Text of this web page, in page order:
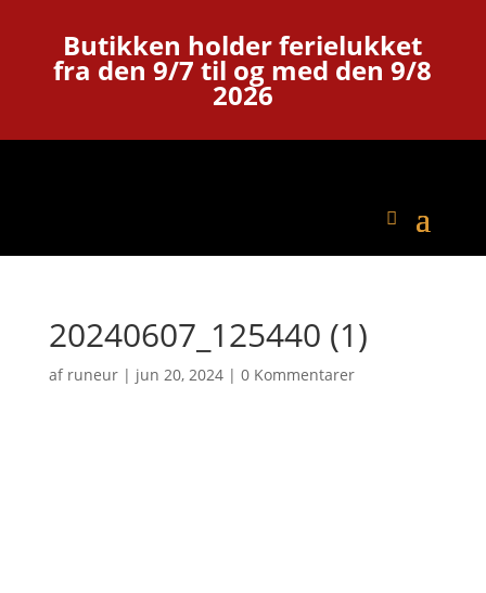
Butikken holder ferielukket
fra den 9/7 til og med den 9/8
2026
20240607_125440 (1)
af runeur| jun 20, 2024| 0 Kommentarer